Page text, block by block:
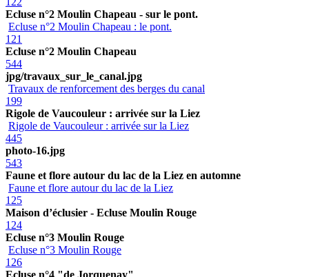
Ecluse n°2 Moulin Chapeau - sur le pont.
Ecluse n°2 Moulin Chapeau : le pont.
121
Ecluse n°2 Moulin Chapeau
544
jpg/travaux_sur_le_canal.jpg
Travaux de renforcement des berges du canal
199
Rigole de Vaucouleur : arrivée sur la Liez
Rigole de Vaucouleur : arrivée sur la Liez
445
photo-16.jpg
543
Faune et flore autour du lac de la Liez en automne
Faune et flore autour du lac de la Liez
125
Maison d’éclusier - Ecluse Moulin Rouge
124
Ecluse n°3 Moulin Rouge
Ecluse n°3 Moulin Rouge
126
Ecluse n°4 "de Jorquenay"